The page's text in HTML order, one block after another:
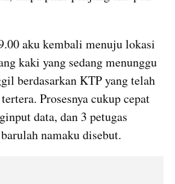
aku kembali menuju lokasi
kaki yang sedang menunggu
berdasarkan KTP yang telah
Prosesnya cukup cepat
data, dan 3 petugas
namaku disebut.